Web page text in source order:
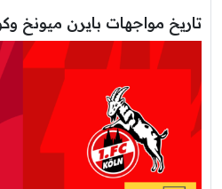
تاريخ مواجهات بايرن ميونخ